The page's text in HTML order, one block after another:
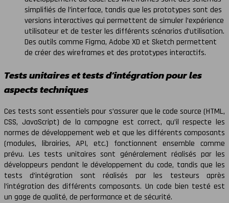
simplifiés de l’interface, tandis que les prototypes sont des
versions interactives qui permettent de simuler l’expérience
utilisateur et de tester les différents scénarios d’utilisation.
Des outils comme Figma, Adobe XD et Sketch permettent
de créer des wireframes et des prototypes interactifs.
Tests unitaires et tests d’intégration pour les
aspects techniques
Ces tests sont essentiels pour s’assurer que le code source (HTML,
CSS, JavaScript) de la campagne est correct, qu’il respecte les
normes de développement web et que les différents composants
(modules, librairies, API, etc.) fonctionnent ensemble comme
prévu. Les tests unitaires sont généralement réalisés par les
développeurs pendant le développement du code, tandis que les
tests d’intégration sont réalisés par les testeurs après
l’intégration des différents composants. Un code bien testé est
un gage de qualité, de performance et de sécurité.